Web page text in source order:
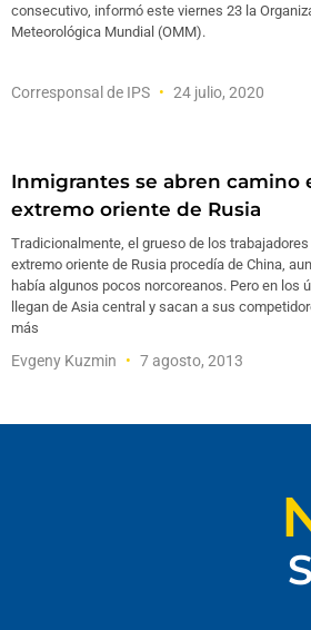
consecutivo, informó este viernes 23 la
Meteorológica Mundial (OMM).
Corresponsal de IPS 24 julio, 2020
Inmigrantes se abren camino
extremo oriente de Rusia
Tradicionalmente, el grueso de los
extremo oriente de Rusia procedía de China,
había algunos pocos norcoreanos. Pero en los
llegan de Asia central y sacan a sus
más
Evgeny Kuzmin 7 agosto, 2013